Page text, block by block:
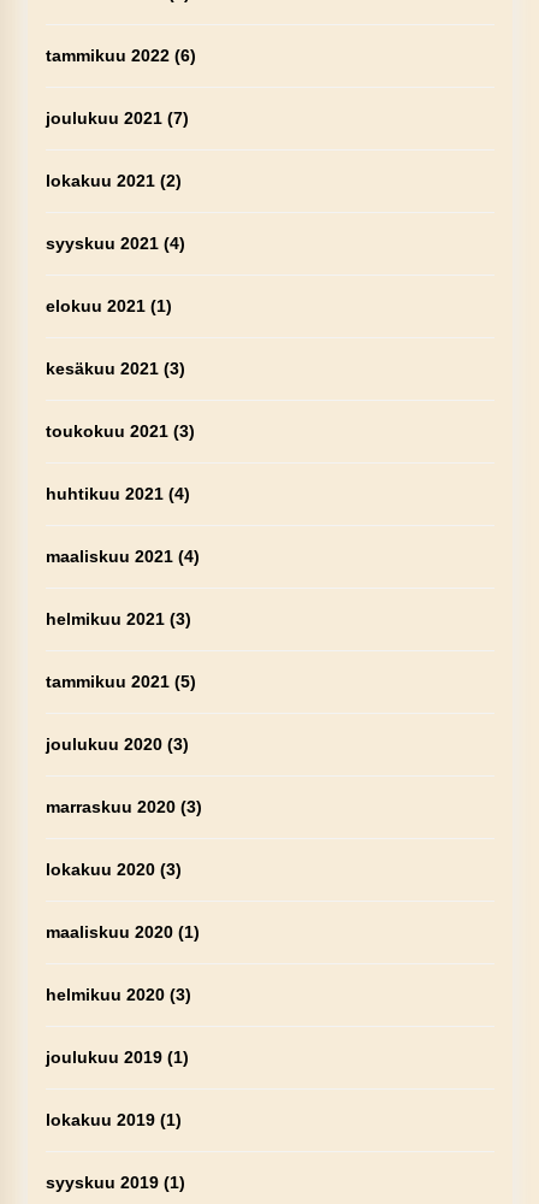
tammikuu 2022(6)
joulukuu 2021(7)
lokakuu 2021(2)
syyskuu 2021(4)
elokuu 2021(1)
kesäkuu 2021(3)
toukokuu 2021(3)
huhtikuu 2021(4)
maaliskuu 2021(4)
helmikuu 2021(3)
tammikuu 2021(5)
joulukuu 2020(3)
marraskuu 2020(3)
lokakuu 2020(3)
maaliskuu 2020(1)
helmikuu 2020(3)
joulukuu 2019(1)
lokakuu 2019(1)
syyskuu 2019(1)